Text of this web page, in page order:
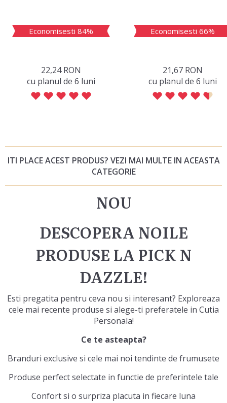
Economisesti 84%
22,24 RON
сu planul de 6 luni
Economisesti 66%
21,67 RON
сu planul de 6 luni
ITI PLACE ACEST PRODUS? VEZI MAI MULTE IN ACEASTA
CATEGORIE
NOU
DESCOPERA NOILE
PRODUSE LA PICK N
DAZZLE!
Esti pregatita pentru ceva nou si interesant? Exploreaza
cele mai recente produse si alege-ti preferatele in Cutia
Personala!
Ce te asteapta?
Branduri exclusive si cele mai noi tendinte de frumusete
Produse perfect selectate in functie de preferintele tale
Confort si o surpriza placuta in fiecare luna